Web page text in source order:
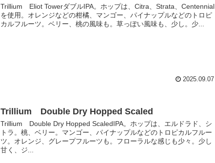
Trillium Eliot TowerダブルIPA。ホップは、Citra、Strata、Centennial
を使用。オレンジなどの柑橘、マンゴー、パイナップルなどのトロピ
カルフルーツ。ベリー、桃の風味も。草っぽい風味も、少し。少...
2025.09.07
Trillium Double Dry Hopped Scaled
Trillium Double Dry Hopped ScaledIPA。ホップは、エルドラド、シ
トラ。桃、ベリー。マンゴー、パイナップルなどのトロピカルフルー
ツ。オレンジ、グレープフルーツも。フローラルな感じも少々。少し
甘く、ジ...